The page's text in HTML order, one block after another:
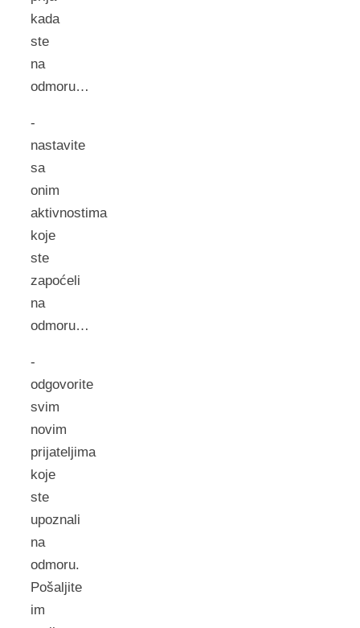
kada
ste
na
odmoru…
-
nastavite
sa
onim
aktivnostima
koje
ste
zapoćeli
na
odmoru…
-
odgovorite
svim
novim
prijateljima
koje
ste
upoznali
na
odmoru.
Pošaljite
im